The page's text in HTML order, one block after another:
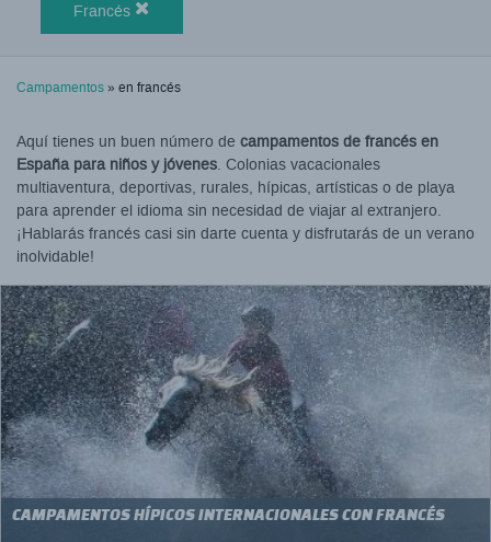
Francés
Campamentos» en francés
Aquí tienes un buen número de campamentos de francés en
España para niños y jóvenes. Colonias vacacionales
multiaventura, deportivas, rurales, hípicas, artísticas o de playa
para aprender el idioma sin necesidad de viajar al extranjero.
¡Hablarás francés casi sin darte cuenta y disfrutarás de un verano
inolvidable!
CAMPAMENTOS HÍPICOS INTERNACIONALES CON FRANCÉS